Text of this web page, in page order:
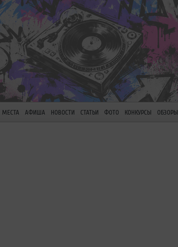
МЕСТА АФИША НОВОСТИ СТАТЬИ ФОТО КОНКУРСЫ ОБЗОРЫ